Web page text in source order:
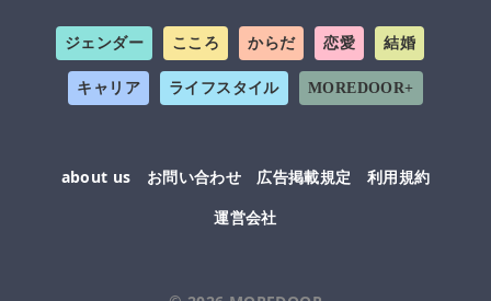
ジェンダー こころ からだ 恋愛 結婚
キャリア ライフスタイル MOREDOOR+
about us お問い合わせ 広告掲載規定
利用規約
運営会社